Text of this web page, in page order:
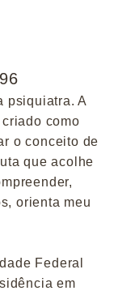
psiquiatra. A
como
o conceito de
que acolhe
orienta meu
Federal
em